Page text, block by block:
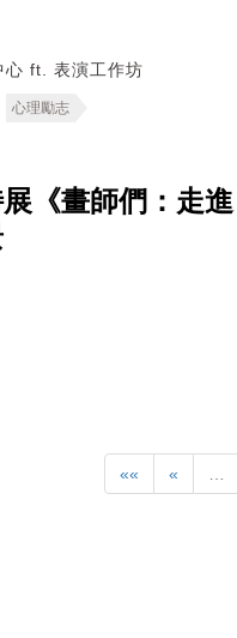
心 ft. 表演工作坊
心理勵志
《畫師們：走
«« « …